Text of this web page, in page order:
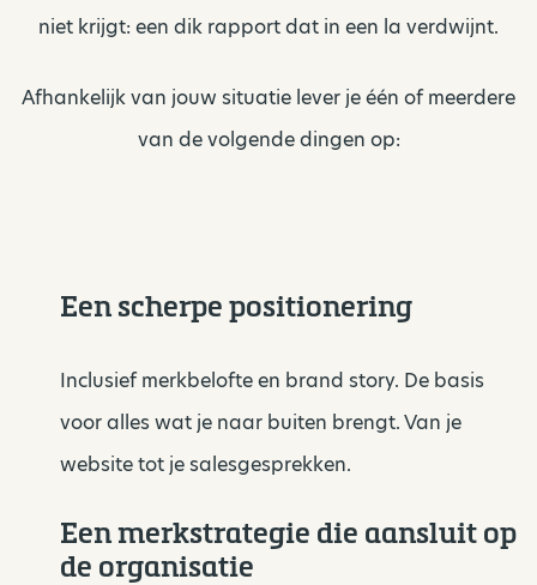
niet krijgt: een dik rapport dat in een la verdwijnt.
Afhankelijk van jouw situatie lever je één of meerdere
van de volgende dingen op:
Een scherpe positionering
Inclusief merkbelofte en brand story. De basis
voor alles wat je naar buiten brengt. Van je
website tot je salesgesprekken.
Een merkstrategie die aansluit op
de organisatie